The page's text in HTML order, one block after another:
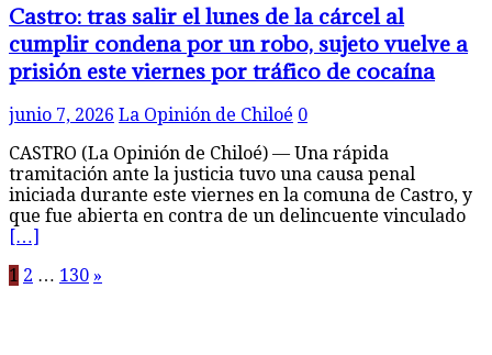
Castro: tras salir el lunes de la cárcel al
cumplir condena por un robo, sujeto vuelve a
prisión este viernes por tráfico de cocaína
junio 7, 2026 La Opinión de Chiloé 0
CASTRO (La Opinión de Chiloé) — Una rápida
tramitación ante la justicia tuvo una causa penal
iniciada durante este viernes en la comuna de Castro, y
que fue abierta en contra de un delincuente vinculado
[…]
Paginación
1 2 … 130 »